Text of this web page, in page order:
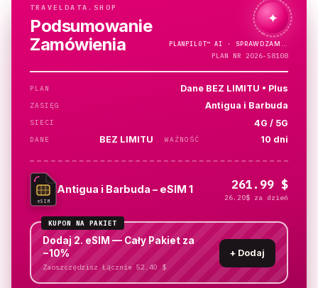
TRAVELDATA.SHOP
Podsumowanie
Zamówienia
✦
PLANPILOT™AI ·
PLAN NR 2026-58108
PLAN Dane BEZ LIMITU • Plus
ZASIĘG Antigua i Barbuda
SIECI 4G / 5G
DANE BEZ LIMITU WAŻNOŚĆ 10 dni
eSIM
Antigua i Barbuda – eSIM 1 261.99 $
26.20$ za dzień
KUPON NA PAKIET
Dodaj 2. eSIM — Cały Pakiet za
−10%
Zaoszczędzisz Łącznie 52.40 $
+ Dodaj